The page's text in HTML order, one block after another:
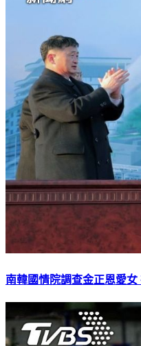
南韓國情院調查金正恩愛